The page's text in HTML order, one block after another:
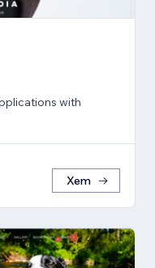
with
Xem